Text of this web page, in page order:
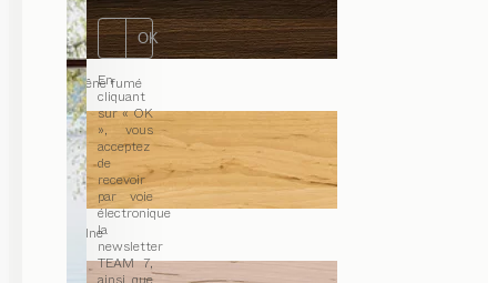
OK
En
cliquant
sur « OK
», vous
acceptez
de
recevoir
par voie
électronique
la
newsletter
TEAM 7,
chêne fumé
aulne